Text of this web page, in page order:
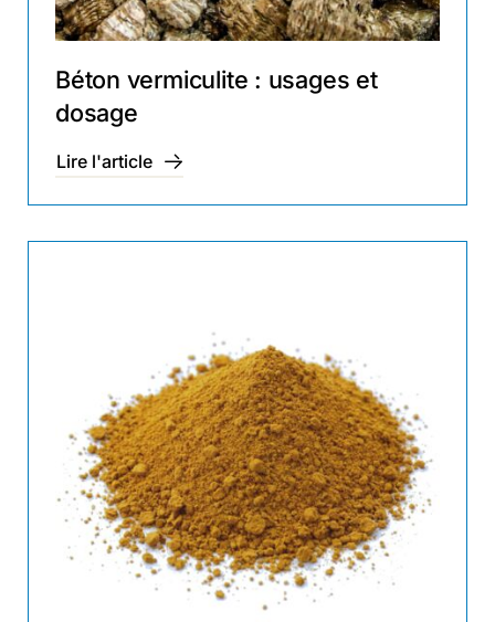
Béton vermiculite : usages et
dosage
Lire l'article